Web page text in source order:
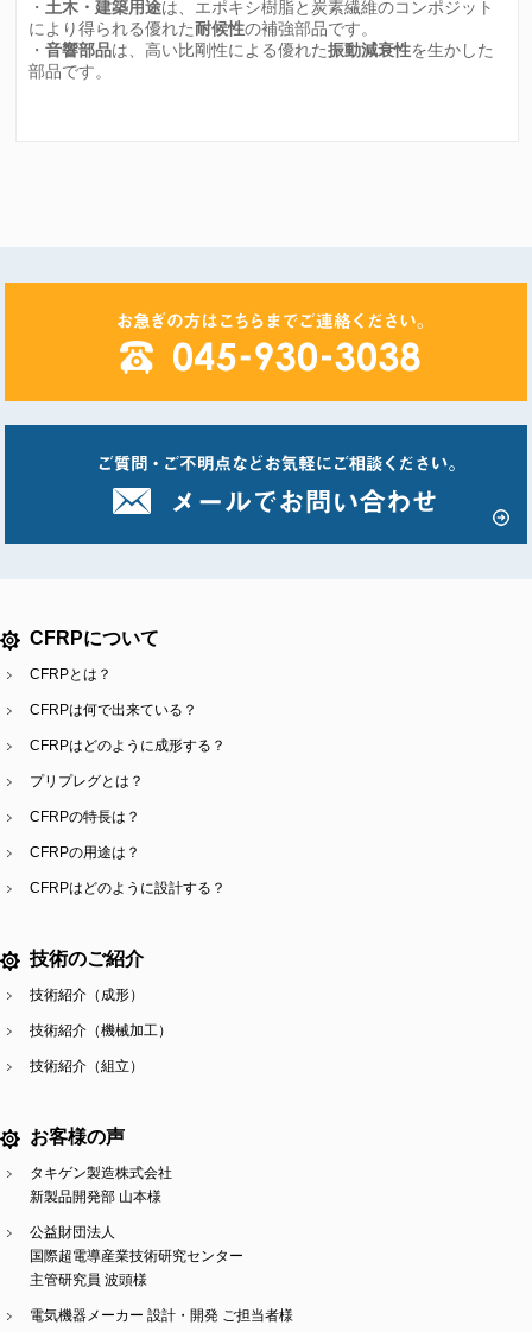
・土木・建築用途は、エポキシ樹脂と炭素繊維のコンポジット
により得られる優れた耐候性の補強部品です。
・音響部品は、高い比剛性による優れた振動減衰性を生かした
部品です。
CFRPについて
CFRPとは？
CFRPは何で出来ている？
CFRPはどのように成形する？
プリプレグとは？
CFRPの特長は？
CFRPの用途は？
CFRPはどのように設計する？
技術のご紹介
技術紹介（成形）
技術紹介（機械加工）
技術紹介（組立）
お客様の声
タキゲン製造株式会社
新製品開発部 山本様
公益財団法人
国際超電導産業技術研究センター
主管研究員 波頭様
電気機器メーカー 設計・開発 ご担当者様